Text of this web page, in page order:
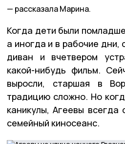
рассказала Марина.
Когда дети были
а иногда и в рабочие дни,
диван и вчетвером
какой-нибудь фильм.
выросли, старшая в
традицию сложно. Но
каникулы, Агеевы всегда
семейный киносеанс.